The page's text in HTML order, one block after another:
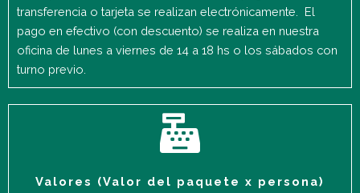
transferencia o tarjeta se realizan electrónicamente. El
pago en efectivo (con descuento) se realiza en nuestra
oficina de lunes a viernes de 14 a 18 hs o los sábados con
turno previo.
Valores (Valor del paquete x persona)